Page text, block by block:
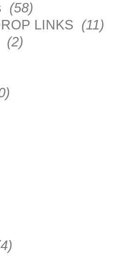
(58)
LINKS (11)
(2)